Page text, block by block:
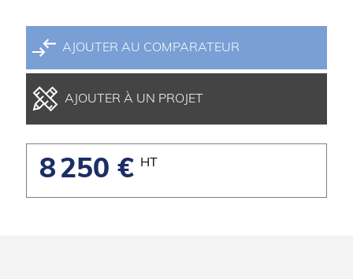
AJOUTER AU COMPARATEUR
AJOUTER À UN PROJET
8 250 € HT